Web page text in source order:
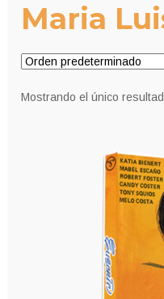
Maria
Mostrando el único